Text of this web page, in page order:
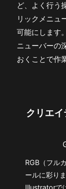
ど、よく行う
リックメニュ
可能にします
ニューバーの
おくことで作
クリエ
RGB（フル
ールに彩り
Illustratorで